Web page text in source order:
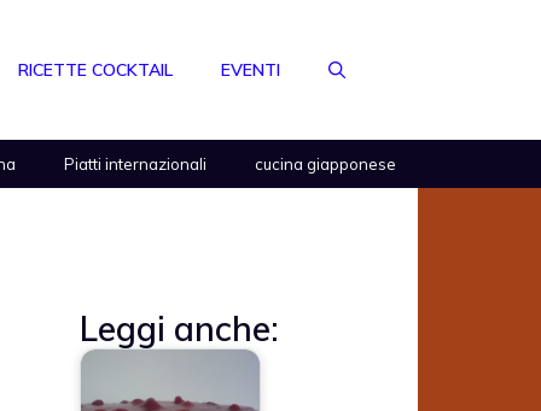
RICETTE COCKTAIL EVENTI
Piatti internazionali cucina giapponese
Leggi anche: